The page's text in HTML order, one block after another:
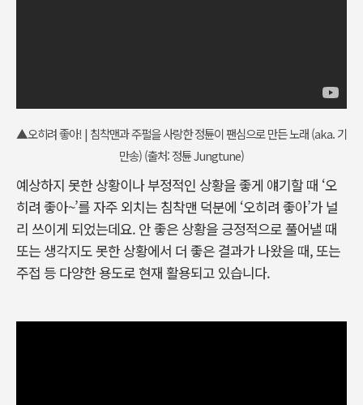
▲오히려 좋아! | 침착맨과 주펄을 사랑한 정튠이 팬심으로 만든 노래 (aka. 기
만송) (출처: 정튠 Jungtune)
예상하지 못한 상황이나 부정적인 상황을 좋게 얘기할 때 ‘오
히려 좋아~’를 자주 외치는 침착맨 덕분에 ‘오히려 좋아’가 널
리 쓰이게 되었는데요. 안 좋은 상황을 긍정적으로 풀어낼 때
또는 생각지도 못한 상황에서 더 좋은 결과가 나왔을 때, 또는
주접 등 다양한 용도로 현재 활용되고 있습니다.